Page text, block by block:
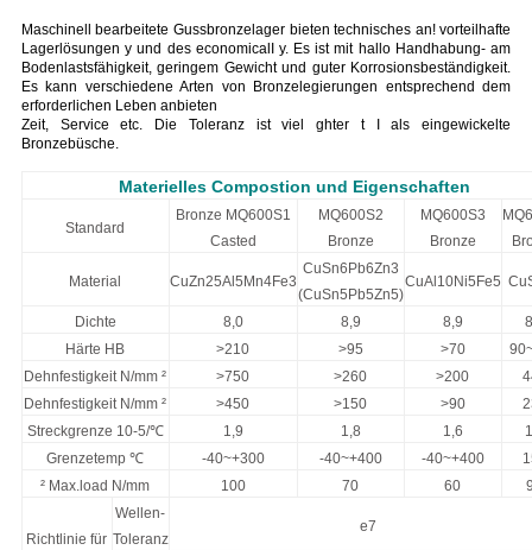
Maschinell bearbeitete Gussbronzelager bieten technisches an! vorteilhafte
Lagerlösungen y und des economicalI y. Es ist mit hallo Handhabung- am
Bodenlastsfähigkeit, geringem Gewicht und guter Korrosionsbeständigkeit.
Es kann verschiedene Arten von Bronzelegierungen entsprechend dem
erforderlichen Leben anbieten
Zeit, Service etc. Die Toleranz ist viel ghter t I als eingewickelte
Bronzebüsche.
Materielles Compostion und Eigenschaften
Standard
Bronze MQ600S1
Casted
MQ600S2
Bronze
MQ600S3
Bronze
Material CuZn25Al5Mn4Fe3
CuSn6Pb6Zn3
(CuSn5Pb5Zn5)
CuAl10Ni5Fe5
Dichte 8,0 8,9 8,9
Härte HB
>210 >95 >70
Dehnfestigkeit N/mm ²
>750 >260 >200
Dehnfestigkeit N/mm ²
>450 >150 >90
Streckgrenze 10-5/℃
1,9 1,8 1,6
Grenzetemp ℃
-40~+300 -40~+400 -40~+400
² Max.load N/mm
100 70 60
Richtlinie für
Wellen-
Toleranz
e7